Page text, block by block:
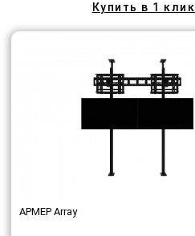
Купить в 1 клик
АРМЕР Array